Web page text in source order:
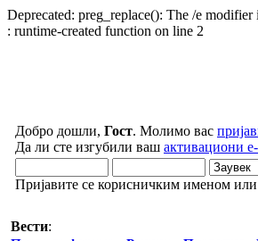
Deprecated: preg_replace(): The /e
: runtime-created function on line 2
Добро дошли, Гост. Молимо вас
Да ли сте изгубили ваш активациони
Пријавите се корисничким именом
Вести: